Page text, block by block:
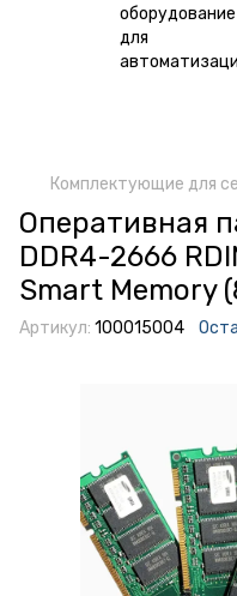
Комплектующие для
Оперативная
DDR4-2666
Smart Memory
Артикул: 100015004